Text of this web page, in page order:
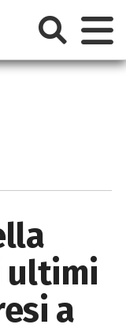
ultimi
a